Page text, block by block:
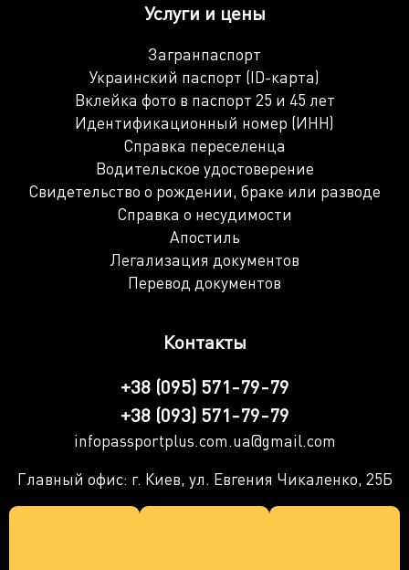
Услуги и цены
Загранпаспорт
Украинский паспорт (ID-карта)
Вклейка фото в паспорт 25 и 45 лет
Идентификационный номер (ИНН)
Справка переселенца
Водительское удостоверение
Свидетельство о рождении, браке или разводе
Справка о несудимости
Апостиль
Легализация документов
Перевод документов
Контакты
+38 (095) 571-79-79
+38 (093) 571-79-79
infopassportplus.com.ua@gmail.com
Главный офис: г. Киев, ул. Евгения Чикаленко, 25Б